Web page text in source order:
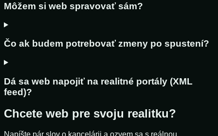
Môžem si web spravovať sám?
Čo ak budem potrebovať zmeny po spustení?
Dá sa web napojiť na realitné portály (XML
feed)?
Chcete web pre svoju realitku?